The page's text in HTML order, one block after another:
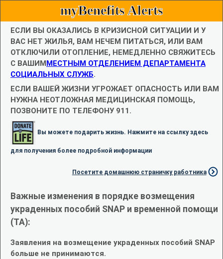
myBenefits Alerts
ЕСЛИ ВЫ ОКАЗАЛИСЬ В КРИЗИСНОЙ СИТУАЦИИ И У
ВАС НЕТ ЖИЛЬЯ, ВАМ НЕЧЕМ ПИТАТЬСЯ, ИЛИ ВАМ
ОТКЛЮЧИЛИ ОТОПЛЕНИЕ, НЕМЕДЛЕННО СВЯЖИТЕСЬ
С ВАШИММЕСТНЫМ ОТДЕЛЕНИЕМ ДЕПАРТАМЕНТА
СОЦИАЛЬНЫХ СЛУЖБ.
ЕСЛИ ВАШЕЙ ЖИЗНИ УГРОЖАЕТ ОПАСНОСТЬ ИЛИ ВАМ
НУЖНА НЕОТЛОЖНАЯ МЕДИЦИНСКАЯ ПОМОЩЬ,
ПОЗВОНИТЕ ПО ТЕЛЕФОНУ 911.
Вы можете подарить жизнь. Нажмите на ссылку здесь
для получения более подробной информации
Посетите домашнюю страничку работника
Важные изменения в порядке возмещения
украденных пособий SNAP и временной помощи
(TA):
Заявления на возмещение украденных пособий SNAP
больше не принимаются.